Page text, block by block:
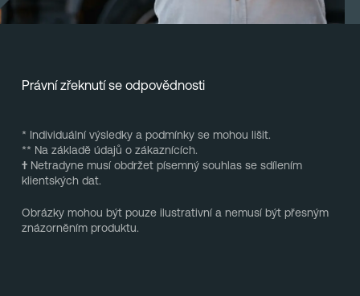
Právní zřeknutí se odpovědnosti
* Individuální výsledky a podmínky se mohou lišit.
** Na základě údajů o zákaznících.
†Netradyne musí obdržet písemný souhlas se sdílením
klientských dat.
Obrázky mohou být pouze ilustrativní a nemusí být přesným
znázorněním produktu.